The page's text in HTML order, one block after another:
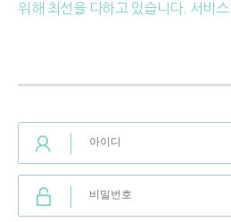
위해 최선을 다하고 있습니다. 서비